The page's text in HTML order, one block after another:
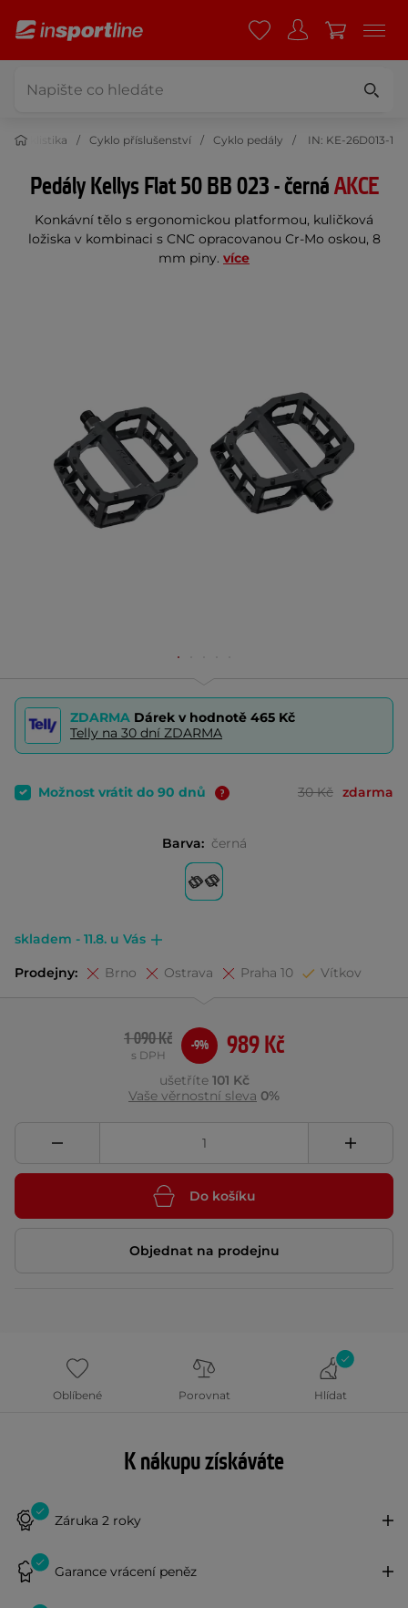
Cyklistika Cyklo příslušenství Cyklo pedály IN: KE-26D013-1
Pedály Kellys Flat 50 BB 023 - černáAKCE
Konkávní tělo s ergonomickou platformou, kuličková
ložiska v kombinaci s CNC opracovanou Cr-Mo oskou, 8
mm piny. více
ZDARMA Dárek v hodnotě 465 Kč
Telly na 30 dní ZDARMA
Možnost vrátit do 90 dnů 30 Kč zdarma
Barva: černá
skladem - 11.8. u Vás
Prodejny: Brno Ostrava Praha 10 Vítkov
989 Kč
1 090 Kč
s DPH
-9%
ušetříte 101 Kč
Vaše věrnostní sleva 0%
Do košíku
Objednat na prodejnu
Oblíbené Porovnat Hlídat
K nákupu získáváte
Záruka 2 roky
Garance vrácení peněz